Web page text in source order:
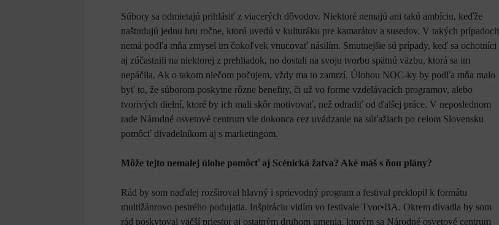
Súbory sa odmietajú prihlásiť z viacerých dôvodov. Niektoré nemajú ani takú ambíciu, keďže
naštudujú jednu hru ročne, ktorú uvedú v kulturáku pre kamarátov a susedov. V takých prípadoch
nemá podľa mňa zmysel im čokoľvek vnucovať násilím. Smutnejšie sú prípady, keď sa ochotníci
aj zúčastnili na niektorej z prehliadok, no dostali na svoju tvorbu spätnú väzbu, ktorá sa im
nepáčila. Ak o takom niečom počujem, vždy ma to zamrzí. Úlohou NOC-ky by podľa mňa malo
byť to, že súborom poskytne rôzne benefity, či už vo forme vzdelávacích programov, alebo
tvorivých dielní, ktoré by ich mali skôr motivovať, než odradiť od ďalšej práce. V neposlednom
rade Národné osvetové centrum vie dokonca cez uvádzanie na súťažiach po celom Slovensku
pomôcť divadelníkom aj s marketingom.
Môže tejto nemalej úlohe pomôcť aj Scénická žatva? Aké máš s ňou plány?
Rád by som naďalej rozširoval hlavný i sprievodný program a festival preklopil k formátu
multižánrovo pestrého podujatia. Inšpiráciu vidím vo festivale Tvor•BA. Okrem divadla by som
rád poskytoval väčší priestor aj ostatným druhom umenia, ktorým sa Národné osvetové centrum